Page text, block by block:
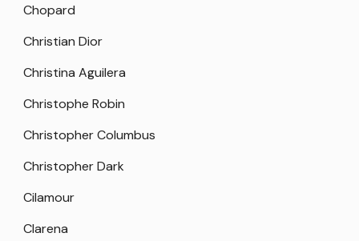
Chopard
Christian Dior
Christina Aguilera
Christophe Robin
Christopher Columbus
Christopher Dark
Cilamour
Clarena